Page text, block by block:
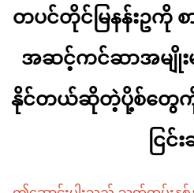
တပင်တိုင်မြနန်းဥကို စ
အဆင့်ကင်ဆာအမျိုး
နိုင်တယ်ဆိုတဲ့ပို့စ်တွေကို
ငြင်